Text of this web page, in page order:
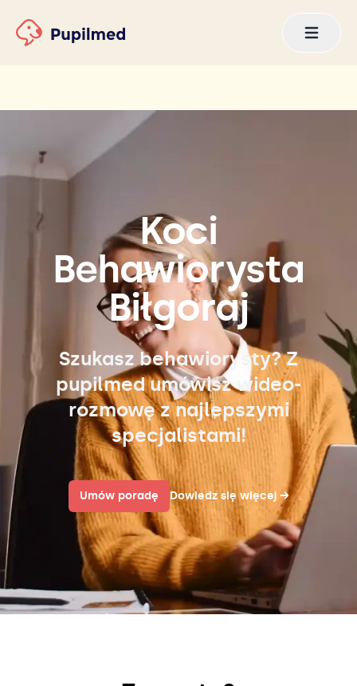
Koci
Behawiorysta
Biłgoraj
Szukasz behawiorysty? Z
pupilmed umówisz wideo-
rozmowę z najlepszymi
specjalistami!
Umów poradę Dowiedz się więcej →